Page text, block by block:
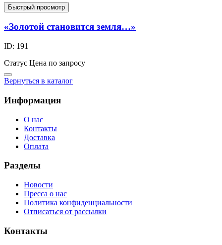
Быстрый просмотр
«Золотой становится земля…»
ID: 191
Статус Цена по запросу
Вернуться в каталог
Информация
О нас
Контакты
Доставка
Оплата
Разделы
Новости
Пресса о нас
Политика конфиденциальности
Отписаться от рассылки
Контакты